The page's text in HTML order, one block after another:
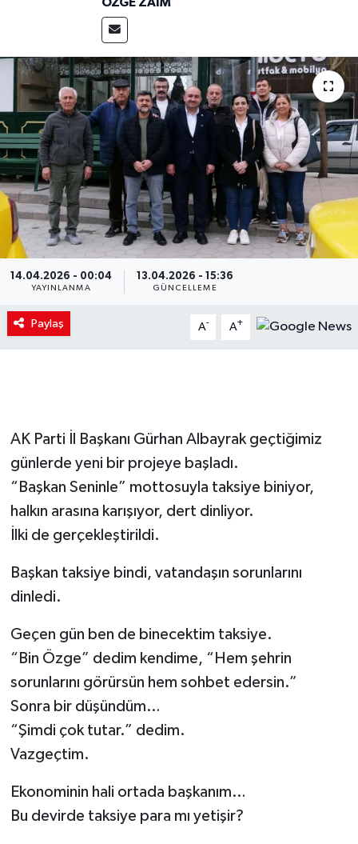
14.04.2026 - 00:04
YAYINLANMA
13.04.2026 - 15:36
GÜNCELLEME
Paylaş A- A+
AK Parti İl Başkanı Gürhan Albayrak geçtiğimiz
günlerde yeni bir projeye başladı.
“Başkan Seninle” mottosuyla taksiye biniyor,
halkın arasına karışıyor, dert dinliyor.
İlki de gerçekleştirildi.
Başkan taksiye bindi, vatandaşın sorunlarını
dinledi.
Geçen gün ben de binecektim taksiye.
“Bin Özge” dedim kendime, “Hem şehrin
sorunlarını görürsün hem sohbet edersin.”
Sonra bir düşündüm…
“Şimdi çok tutar.” dedim.
Vazgeçtim.
Ekonominin hali ortada başkanım…
Bu devirde taksiye para mı yetişir?